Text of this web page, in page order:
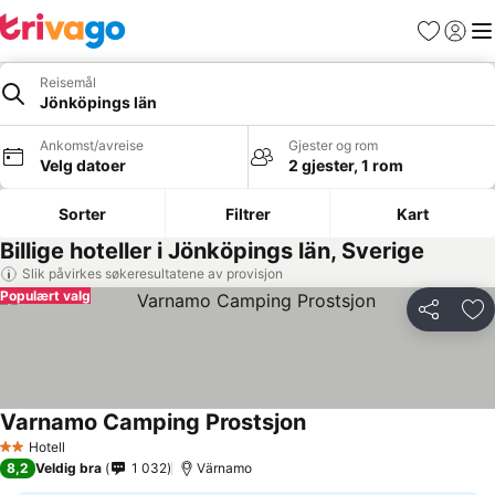
Favoritter
Logg
Reisemål
Jönköpings län
Ankomst/avreise
Velg datoer
Gjester og rom
2 gjester, 1 rom
Sorter Filtrer Kart
Billige hoteller i Jönköpings län, Sverige
Slik påvirkes søkeresultatene av provisjon
Del
Populært valg
2 Stjerner
Hotell
Varnamo Camping ProstsjonSe priser
8,2 Veldig bra 1 032 Värnamo